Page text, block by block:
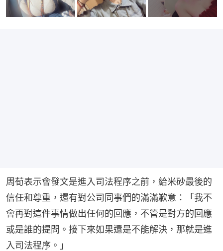
周荀表示會發文是進入司法程序之前，給米砂最後的
信任和尊重，還有對公司同事們的滿滿歉意：「我不
會再對這件事情做出任何的回應，不管是對方的回應
或是誰的提問。接下來如果還是不能解決，那就是進
入司法程序。」